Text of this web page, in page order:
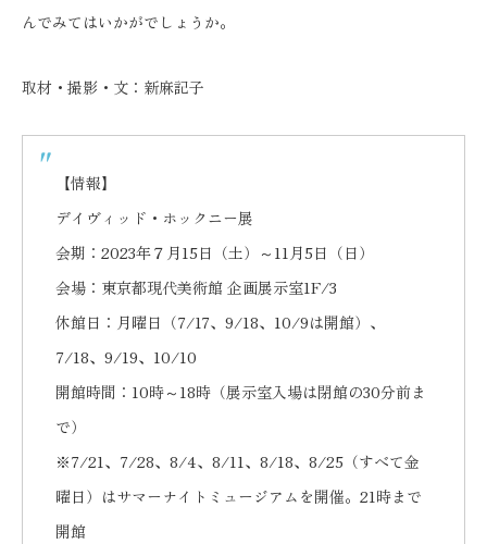
んでみてはいかがでしょうか。
取材・撮影・文：新麻記子
【情報】
デイヴィッド・ホックニー展
会期：2023年７月15日（土）～11月5日（日）
会場：東京都現代美術館 企画展示室1F/3
休館日：月曜日（7/17、9/18、10/9は開館）、
7/18、9/19、10/10
開館時間：10時～18時（展示室入場は閉館の30分前ま
で）
※7/21、7/28、8/4、8/11、8/18、8/25（すべて金
曜日）はサマーナイトミュージアムを開催。21時まで
開館